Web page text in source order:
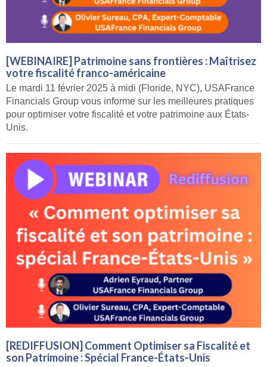
[WEBINAIRE] Patrimoine sans frontières : Maîtrisez
votre fiscalité franco-américaine
Le mardi 11 février 2025 à midi (Floride, NYC), USAFrance
Financials Group vous informe sur les meilleures pratiques
pour optimiser votre fiscalité et votre patrimoine aux États-
Unis.
[REDIFFUSION] Comment Optimiser sa Fiscalité et
son Patrimoine : Spécial France-États-Unis